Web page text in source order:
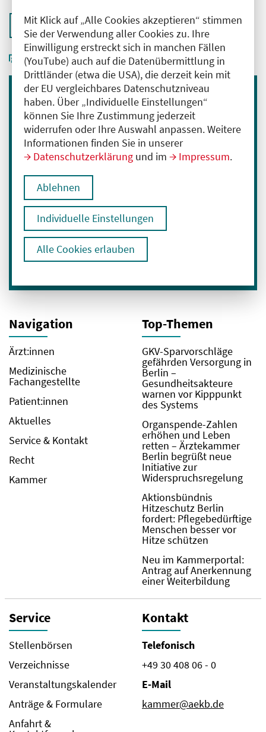
Mit Klick auf „Alle Cookies akzeptieren“ stimmen
Sie der Verwendung aller Cookies zu. Ihre
Einwilligung erstreckt sich in manchen Fällen
(YouTube) auch auf die Datenübermittlung in
Drittländer (etwa die USA), die derzeit kein mit
der EU vergleichbares Datenschutzniveau
haben. Über „Individuelle Einstellungen“
können Sie Ihre Zustimmung jederzeit
widerrufen oder Ihre Auswahl anpassen. Weitere
Informationen finden Sie in unserer
Datenschutzerklärung und im Impressum.
Ablehnen
Individuelle Einstellungen
Alle Cookies erlauben
Zurück zur Übersicht
Immer informiert bleiben
Melden Sie sich für unseren Newsletter an:
E-Mail-Adresse eingeben
Ich bin mit der Verarbeitung meiner Daten
zum Erhalt des Newsletters einverstanden.
Hier geht es zu unserer
Datenschutzerklärung.
Anmelden
Navigation
Ärzt:innen
Medizinische
Fachangestellte
Patient:innen
Aktuelles
Service & Kontakt
Recht
Kammer
Top-Themen
GKV-Sparvorschläge
gefährden Versorgung in
Berlin –
Gesundheitsakteure
warnen vor Kipppunkt
des Systems
Organspende-Zahlen
erhöhen und Leben
retten – Ärztekammer
Berlin begrüßt neue
Initiative zur
Widerspruchsregelung
Aktionsbündnis
Hitzeschutz Berlin
fordert: Pflegebedürftige
Menschen besser vor
Hitze schützen
Neu im Kammerportal:
Antrag auf Anerkennung
einer Weiterbildung
Service
Stellenbörsen
Verzeichnisse
Veranstaltungskalender
Anträge & Formulare
Anfahrt &
Kontakt
Telefonisch
+49 30 408 06 - 0
E-Mail
kammer@aekb.de